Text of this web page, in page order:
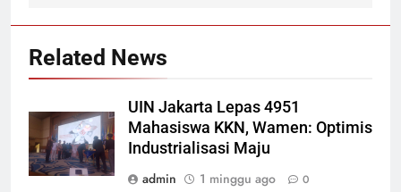
Related News
UIN Jakarta Lepas 4951
Mahasiswa KKN, Wamen: Optimis
Industrialisasi Maju
admin
1 minggu ago 0